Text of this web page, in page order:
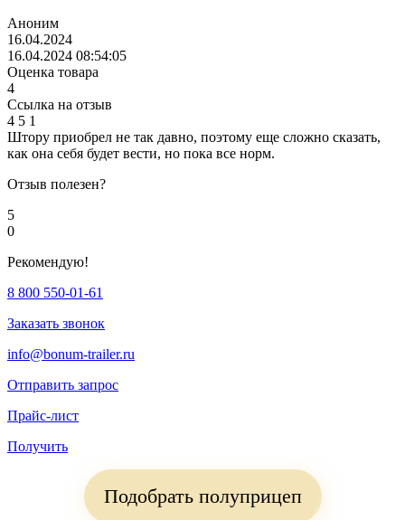
Аноним
16.04.2024
16.04.2024 08:54:05
Оценка товара
4
Ссылка на отзыв
4 5 1
Штору приобрел не так давно, поэтому еще сложно сказать,
как она себя будет вести, но пока все норм.
Отзыв полезен?
5
0
Рекомендую!
8 800 550-01-61
Заказать звонок
info@bonum-trailer.ru
Отправить запрос
Прайс-лист
Получить
Подобрать полуприцеп